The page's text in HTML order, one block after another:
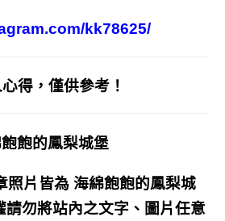
kk78625/
得，僅供參考！
飽的鳳梨城堡
照片皆為海綿飽飽的鳳梨城
請勿將站內之文字、圖片任意